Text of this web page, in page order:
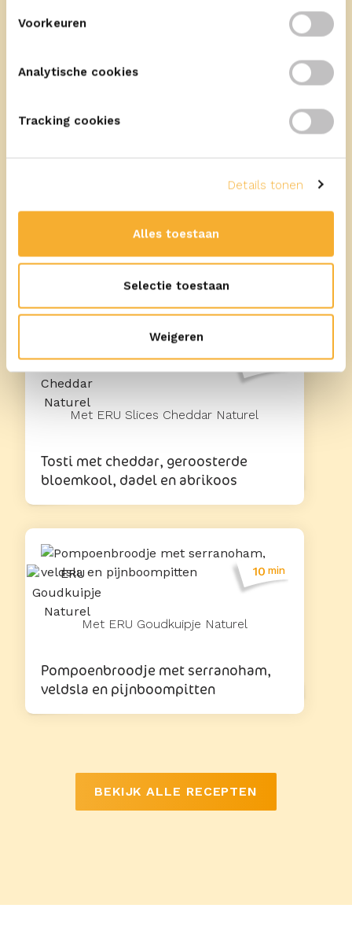
Voorkeuren
Analytische cookies
Tracking cookies
Details tonen
Alles toestaan
Selectie toestaan
Weigeren
Meer recepten
Met ERU Goudkuipje Naturel
Rustieke boterham met roomzachte
smeerkaas, courgette, appel, venkel
en tuinkers
25 min
Met ERU Slices Cheddar Naturel
Tosti met cheddar, geroosterde
bloemkool, dadel en abrikoos
10 min
Met ERU Goudkuipje Naturel
Pompoenbroodje met serranoham,
veldsla en pijnboompitten
BEKIJK ALLE RECEPTEN